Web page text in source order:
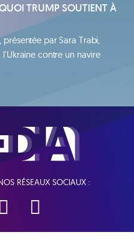
TRUMP SOUTIENT À
par Sara Trabi,
contre un navire
RÉSEAUX SOCIAUX :